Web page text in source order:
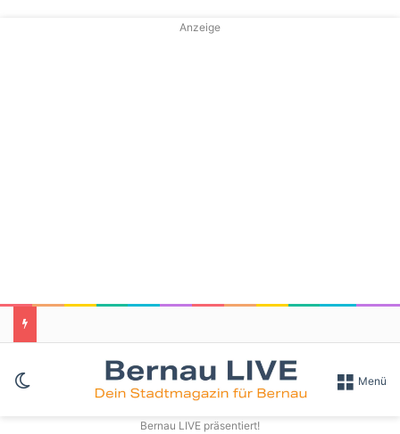
Anzeige
Skin umschalten Menü
Bernau LIVE präsentiert!